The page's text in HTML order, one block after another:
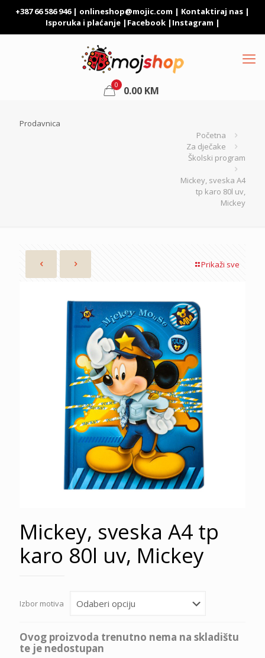
+387 66 586 946 | onlineshop@mojic.com | Kontaktiraj nas |
Isporuka i plaćanje| Facebook| Instagram |
0 0.00 KM
Prodavnica
Početna
Za dječake
Školski program
Mickey, sveska A4
tp karo 80l uv,
Mickey
Prikaži sve
Mickey, sveska A4 tp
karo 80l uv, Mickey
Izbor motiva
Ovog proizvoda trenutno nema na skladištu
te je nedostupan